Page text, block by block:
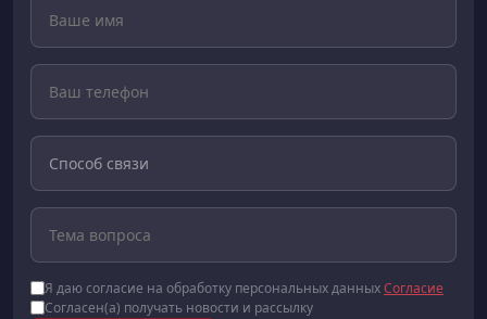
Я даю согласие на обработку персональных данныхСогласие
Согласен(а) получать новости и рассылку